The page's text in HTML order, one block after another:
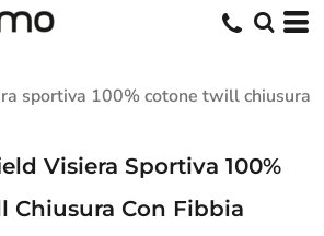
sportiva 100% cotone twill chiusura
Visiera Sportiva 100%
Chiusura Con Fibbia